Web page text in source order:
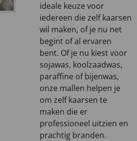
ideale keuze voor
iedereen die zelf kaarsen
wil maken, of je nu net
begint of al ervaren
bent. Of je nu kiest voor
sojawas, koolzaadwas,
paraffine of bijenwas,
onze mallen helpen je
om zelf kaarsen te
maken die er
professioneel uitzien en
prachtig branden.